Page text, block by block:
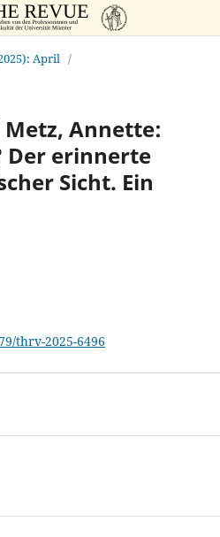
April /
Annette:
Der erinnerte
Sicht. Ein
thrv-2025-6496